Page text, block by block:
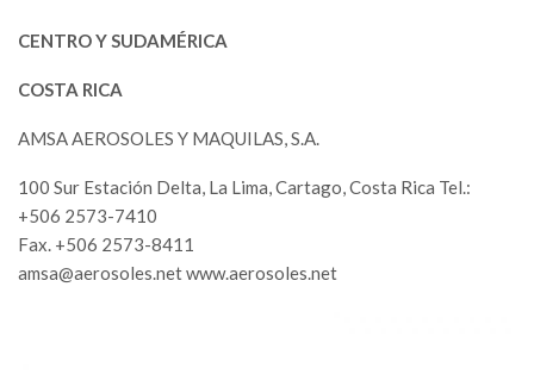
CENTRO Y SUDAMÉRICA
COSTA RICA
AMSA AEROSOLES Y MAQUILAS, S.A.
100 Sur Estación Delta, La Lima, Cartago, Costa Rica Tel.:
+506 2573-7410
Fax. +506 2573-8411
amsa@aerosoles.netwww.aerosoles.net